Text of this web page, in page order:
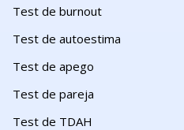
Test de burnout
Test de autoestima
Test de apego
Test de pareja
Test de TDAH